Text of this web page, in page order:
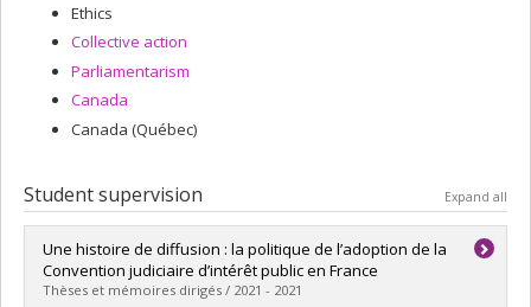
Ethics
Collective action
Parliamentarism
Canada
Canada (Québec)
Student supervision Expand all
Une histoire de diffusion : la politique de l’adoption de la
Convention judiciaire d’intérêt public en France
Thèses et mémoires dirigés / 2021 - 2021